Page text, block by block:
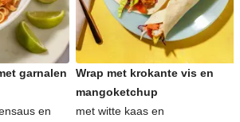
garnalen
en
Wrap met krokante vis en
mangoketchup
met witte kaas en